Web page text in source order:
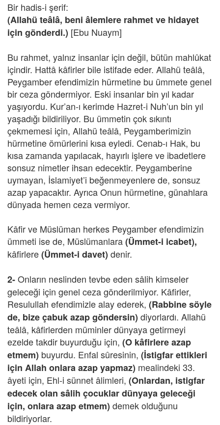
Bir hadis-i şerif:
(Allahü teâlâ, beni âlemlere rahmet ve hidayet
için gönderdi.) [Ebu Nuaym]
Bu rahmet, yalnız insanlar için değil, bütün mahlûkat
içindir. Hattâ kâfirler bile istifade eder. Allahü teâlâ,
Peygamber efendimizin hürmetine bu ümmete genel
bir ceza göndermiyor. Eski insanlar bin yıl kadar
yaşıyordu. Kur’an-ı kerimde Hazret-i Nuh’un bin yıl
yaşadığı bildiriliyor. Bu ümmetin çok sıkıntı
çekmemesi için, Allahü teâlâ, Peygamberimizin
hürmetine ömürlerini kısa eyledi. Cenab-ı Hak, bu
kısa zamanda yapılacak, hayırlı işlere ve ibadetlere
sonsuz nimetler ihsan edecektir. Peygamberine
uymayan, İslamiyet’i beğenmeyenlere de, sonsuz
azap yapacaktır. Ayrıca Onun hürmetine, günahlara
dünyada hemen ceza vermiyor.
Kâfir ve Müslüman herkes Peygamber efendimizin
ümmeti ise de, Müslümanlara(Ümmet-i icabet),
kâfirlere(Ümmet-i davet) denir.
2-Onların neslinden tevbe eden sâlih kimseler
geleceği için genel ceza gönderilmiyor. Kâfirler,
Resulullah efendimizle alay ederek, (Rabbine söyle
de, bize çabuk azap göndersin) diyorlardı. Allahü
teâlâ, kâfirlerden müminler dünyaya getirmeyi
ezelde takdir buyurduğu için, (O kâfirlere azap
etmem) buyurdu. Enfal sûresinin, (İstigfar ettikleri
için Allah onlara azap yapmaz) mealindeki 33.
âyeti için, Ehl-i sünnet âlimleri, (Onlardan, istigfar
edecek olan sâlih çocuklar dünyaya geleceği
için, onlara azap etmem) demek olduğunu
bildiriyorlar.